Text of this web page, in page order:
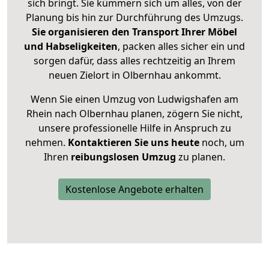
sich bringt. Sie kümmern sich um alles, von der
Planung bis hin zur Durchführung des Umzugs.
Sie organisieren den Transport Ihrer Möbel
und Habseligkeiten, packen alles sicher ein und
sorgen dafür, dass alles rechtzeitig an Ihrem
neuen Zielort in Olbernhau ankommt.
Wenn Sie einen Umzug von Ludwigshafen am
Rhein nach Olbernhau planen, zögern Sie nicht,
unsere professionelle Hilfe in Anspruch zu
nehmen. Kontaktieren Sie uns heutenoch, um
Ihren reibungslosen Umzug zu planen.
Kostenlose Angebote erhalten